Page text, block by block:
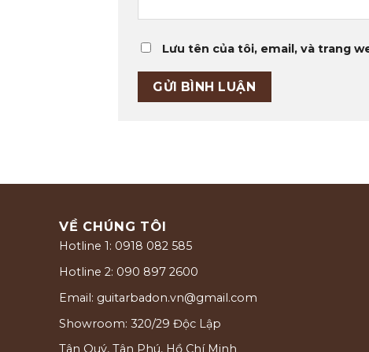
Lưu tên của tôi, email, và trang
VỀ CHÚNG TÔI
Hotline 1: 0918 082 585
Hotline 2: 090 897 2600
Email: guitarbadon.vn@gmail.com
Showroom: 320/29 Độc Lập
Tân Quý, Tân Phú, Hồ Chí Minh